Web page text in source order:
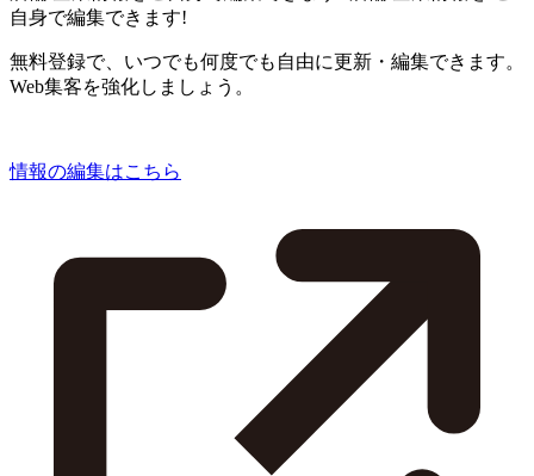
自身で編集できます!
無料登録で、いつでも何度でも自由に更新・編集できます。
Web集客を強化しましょう。
情報の編集はこちら